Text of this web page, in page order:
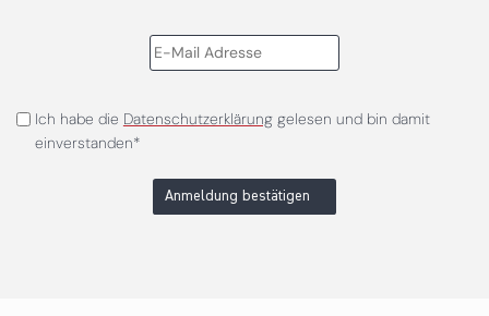
Ich habe die Datenschutzerklärunggelesen und bin damit
einverstanden*
Anmeldung bestätigen